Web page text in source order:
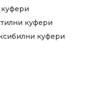
куфери
куфери
куфери